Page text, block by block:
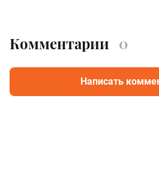
Комментарии 0
Написать